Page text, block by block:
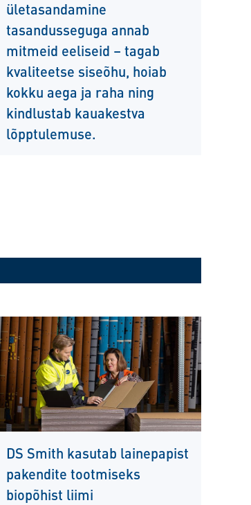
ületasandamine
tasandusseguga annab
mitmeid eeliseid – tagab
kvaliteetse siseõhu, hoiab
kokku aega ja raha ning
kindlustab kauakestva
lõpptulemuse.
DS Smith kasutab lainepapist
pakendite tootmiseks
biopõhist liimi